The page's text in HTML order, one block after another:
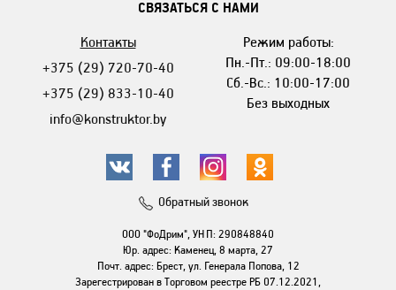
СВЯЗАТЬСЯ С НАМИ
Контакты
+375 (29) 720-70-40
+375 (29) 833-10-40
info@konstruktor.by
Режим работы:
Пн.-Пт.: 09:00-18:00
Сб.-Вс.: 10:00-17:00
Без выходных
Обратный звонок
ООО "ФоДрим", УНП: 290848840
Юр. адрес: Каменец, 8 марта, 27
Почт. адрес: Брест, ул. Генерала Попова, 12
Зарегестрирован в Торговом реестре РБ 07.12.2021,